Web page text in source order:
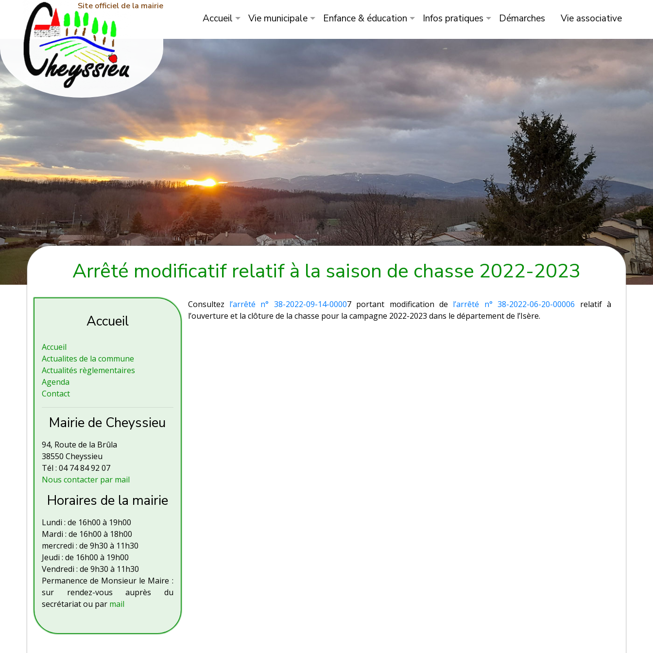
Site officiel de la mairie
Accueil Vie municipale Enfance & éducation Infos pratiques Démarches Vie associative
Arrêté modificatif relatif à la saison de chasse 2022-2023
Accueil
Accueil
Actualites de la commune
Actualités règlementaires
Agenda
Contact
Mairie de Cheyssieu
94, Route de la Brûla
38550 Cheyssieu
Tél : 04 74 84 92 07
Nous contacter par mail
Horaires de la mairie
Lundi : de 16h00 à 19h00
Mardi : de 16h00 à 18h00
mercredi : de 9h30 à 11h30
Jeudi : de 16h00 à 19h00
Vendredi : de 9h30 à 11h30
Permanence de Monsieur le Maire :
sur rendez-vous auprès du
secrétariat ou par mail
Consultez l’arrêté n° 38-2022-09-14-00007 portant modification de l’arrêté n° 38-2022-06-20-00006 relatif à
l’ouverture et la clôture de la chasse pour la campagne 2022-2023 dans le département de l’Isère.